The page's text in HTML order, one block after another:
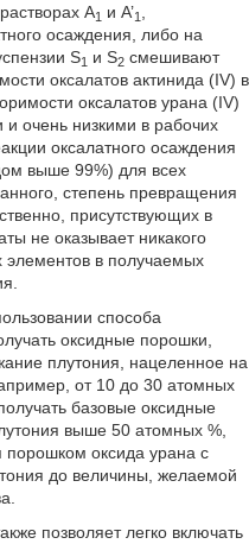
A1 и A’1
осаждения, либо на
S1 и S2смешивают
оксалатов актинида (IV) в
оксалатов урана (IV)
очень низкими в рабочих
оксалатного осаждения
выше 99%) для всех
степень превращения
присутствующих в
не оказывает никакого
элементов в получаемых
способа
оксидные порошки,
плутония, нацеленное на
от 10 до 30 атомных
базовые оксидные
выше 50 атомных %,
порошком оксида урана с
до величины, желаемой
позволяет легко включать